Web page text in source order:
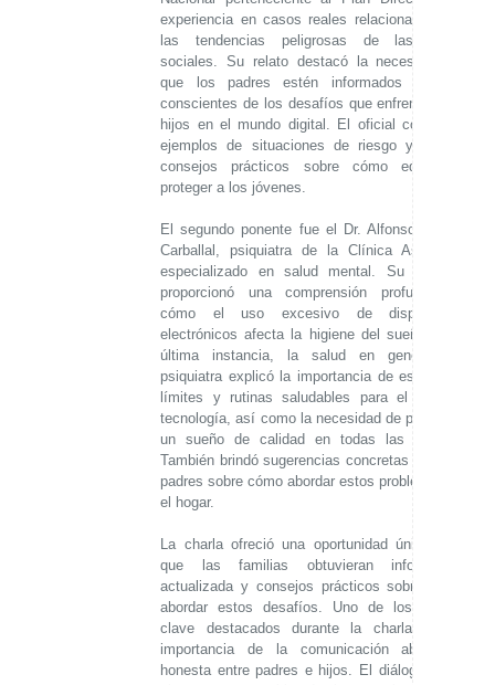
experiencia en casos reales relacionados con
las tendencias peligrosas de las redes
sociales. Su relato destacó la necesidad de
que los padres estén informados y sean
conscientes de los desafíos que enfrentan sus
hijos en el mundo digital. El oficial compartió
ejemplos de situaciones de riesgo y ofreció
consejos prácticos sobre cómo educar y
proteger a los jóvenes.
El segundo ponente fue el Dr. Alfonso García
Carballal, psiquiatra de la Clínica Assistens
especializado en salud mental. Su enfoque
proporcionó una comprensión profunda de
cómo el uso excesivo de dispositivos
electrónicos afecta la higiene del sueño y, en
última instancia, la salud en general. El
psiquiatra explicó la importancia de establecer
límites y rutinas saludables para el uso de
tecnología, así como la necesidad de promover
un sueño de calidad en todas las edades.
También brindó sugerencias concretas para los
padres sobre cómo abordar estos problemas en
el hogar.
La charla ofreció una oportunidad única para
que las familias obtuvieran información
actualizada y consejos prácticos sobre cómo
abordar estos desafíos. Uno de los puntos
clave destacados durante la charla fue la
importancia de la comunicación abierta y
honesta entre padres e hijos. El diálogo sobre